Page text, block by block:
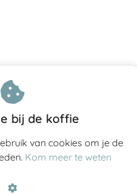
bij de koffie
van cookies om je de
Kom meer te weten